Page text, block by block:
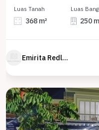
Luas Tanah
368 m²
Luas
250
Emirita Redland